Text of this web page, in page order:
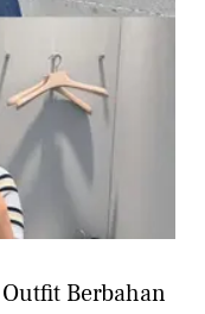
Berbahan